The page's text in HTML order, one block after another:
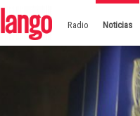
Radio Noticias